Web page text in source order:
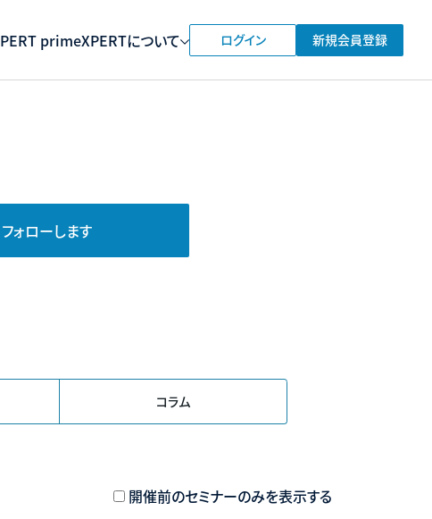
primeXPERTについて ログイン 新規会員登録
フォローします
コラム
開催前のセミナーのみを表示する